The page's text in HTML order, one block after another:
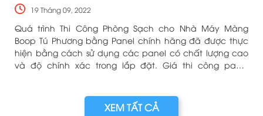
19 Tháng 09, 2022
Quá trình Thi Công Phòng Sạch cho Nhà Máy Màng
Boop Tú Phương bằng Panel chính hãng đã được thực
hiện bằng cách sử dụng các panel có chất lượng cao
và độ chính xác trong lắp đặt. Giá thi công panel
chi phí và tăng tính hiệu quả của quá trình thi công.
XEM TẤT CẢ